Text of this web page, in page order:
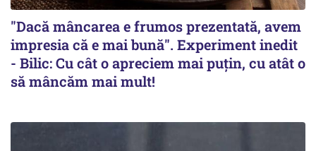
"Dacă mâncarea e frumos prezentată, avem
impresia că e mai bună". Experiment inedit
- Bilic: Cu cât o apreciem mai puțin, cu atât o
să mâncăm mai mult!